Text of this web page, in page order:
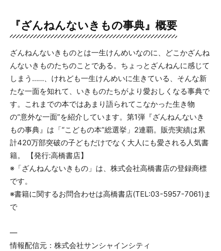
『ざんねんないきもの事典』概要
ざんねんないきものとは一生けんめいなのに、どこかざんね
んないきものたちのことである。ちょっとざんねんに感じて
しまう……、けれども一生けんめいに生きている、そんな新
たな一面を知れて、いきものたちがより愛おしくなる事典で
す。これまでの本ではあまり語られてこなかった生き物
の“意外な一面”を紹介しています。第1弾『ざんねんないき
もの事典』は「“こどもの本”総選挙」2連覇。販売実績は累
計420万部突破の子どもだけでなく大人にも愛される人気書
籍。 【発行:高橋書店】
※「ざんねんないきもの」は、株式会社高橋書店の登録商標
です。
※書籍に関するお問合わせは高橋書店(TEL:03-5957-7061)ま
で
—
情報配信元：株式会社サンシャインシティ